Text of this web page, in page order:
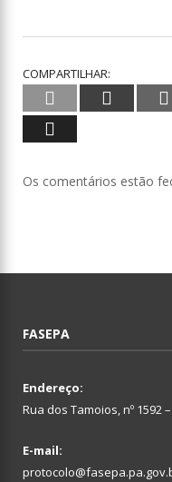
COMPARTILHAR:
Twitter Facebook
Os comentários estão
FASEPA
Endereço:
Rua dos Tamoios, nº 1592
E-mail: